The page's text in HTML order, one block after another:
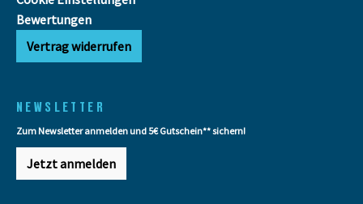
Bewertungen
Vertrag widerrufen
NEWSLETTER
Zum Newsletter anmelden und 5€ Gutschein** sichern!
Jetzt anmelden